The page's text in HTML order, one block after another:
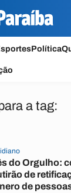
Política
a tag:
do Orgulho:
de
de